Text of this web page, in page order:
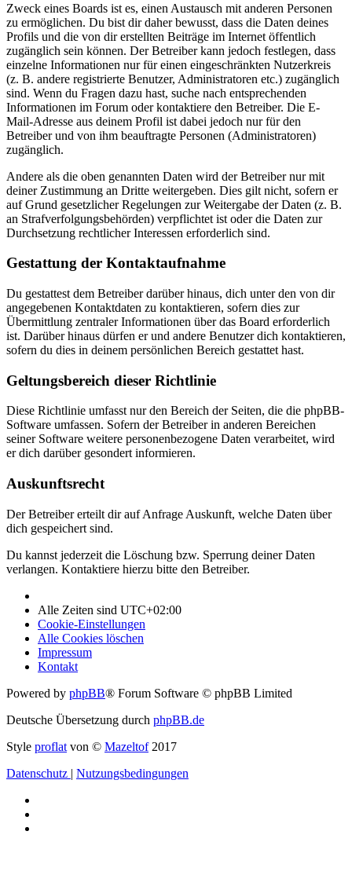
Zweck eines Boards ist es, einen Austausch mit anderen Personen
zu ermöglichen. Du bist dir daher bewusst, dass die Daten deines
Profils und die von dir erstellten Beiträge im Internet öffentlich
zugänglich sein können. Der Betreiber kann jedoch festlegen, dass
einzelne Informationen nur für einen eingeschränkten Nutzerkreis
(z. B. andere registrierte Benutzer, Administratoren etc.) zugänglich
sind. Wenn du Fragen dazu hast, suche nach entsprechenden
Informationen im Forum oder kontaktiere den Betreiber. Die E-
Mail-Adresse aus deinem Profil ist dabei jedoch nur für den
Betreiber und von ihm beauftragte Personen (Administratoren)
zugänglich.
Andere als die oben genannten Daten wird der Betreiber nur mit
deiner Zustimmung an Dritte weitergeben. Dies gilt nicht, sofern er
auf Grund gesetzlicher Regelungen zur Weitergabe der Daten (z. B.
an Strafverfolgungsbehörden) verpflichtet ist oder die Daten zur
Durchsetzung rechtlicher Interessen erforderlich sind.
Gestattung der Kontaktaufnahme
Du gestattest dem Betreiber darüber hinaus, dich unter den von dir
angegebenen Kontaktdaten zu kontaktieren, sofern dies zur
Übermittlung zentraler Informationen über das Board erforderlich
ist. Darüber hinaus dürfen er und andere Benutzer dich kontaktieren,
sofern du dies in deinem persönlichen Bereich gestattet hast.
Geltungsbereich dieser Richtlinie
Diese Richtlinie umfasst nur den Bereich der Seiten, die die phpBB-
Software umfassen. Sofern der Betreiber in anderen Bereichen
seiner Software weitere personenbezogene Daten verarbeitet, wird
er dich darüber gesondert informieren.
Auskunftsrecht
Der Betreiber erteilt dir auf Anfrage Auskunft, welche Daten über
dich gespeichert sind.
Du kannst jederzeit die Löschung bzw. Sperrung deiner Daten
verlangen. Kontaktiere hierzu bitte den Betreiber.
Alle Zeiten sind UTC+02:00
Cookie-Einstellungen
Alle Cookies löschen
Impressum
Kontakt
Powered by phpBB® Forum Software © phpBB Limited
Deutsche Übersetzung durch phpBB.de
Style proflat von © Mazeltof2017
Datenschutz | Nutzungsbedingungen